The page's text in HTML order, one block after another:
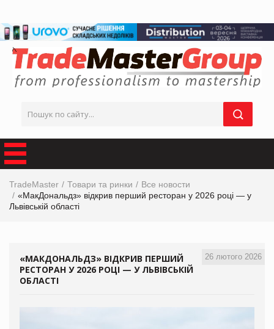
TradeMaster Товари та ринки
Все новости
«МакДональдз» відкрив перший ресторан у 2026 році — у
Львівській області
26 лютого 2026
«МАКДОНАЛЬДЗ» ВІДКРИВ ПЕРШИЙ
РЕСТОРАН У 2026 РОЦІ — У ЛЬВІВСЬКІЙ
ОБЛАСТІ